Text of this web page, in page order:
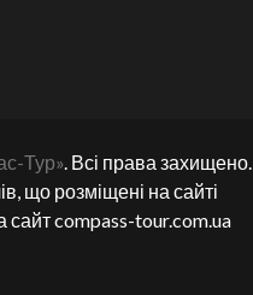
Тур». Всі права захищено.
що розміщені на сайті
сайт compass-tour.com.ua